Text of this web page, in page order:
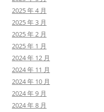
2025 年 4 月
2025 年 3 月
2025 年 2 月
2025 年 1 月
2024 年 12 月
2024 年 11 月
2024 年 10 月
2024 年 9 月
2024 年 8 月